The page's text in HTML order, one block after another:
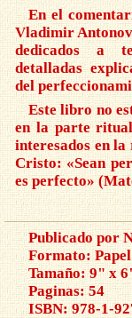
En el
Vladimir
dedicados a
detalladas
del
Este libro no
en la parte
interesados en la
Cristo: «Sean
es perfecto»
Publicado por
Formato: Papel
Tamaño: 9" x
Paginas: 54
ISBN:978-1-